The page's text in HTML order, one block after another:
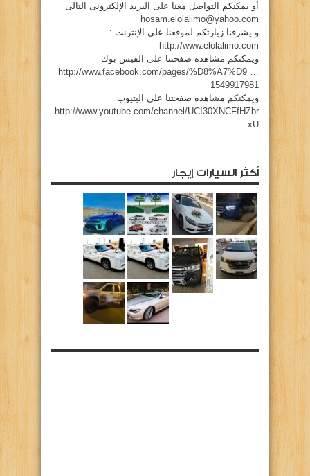
أو يمكنكم التواصل معنا على البريد الإلكترونى التالى
hosam.elolalimo@yahoo.com
و يشرفنا زيارتكم لموقعنا على الإنترنت :
http://www.elolalimo.com
ويمكنكم مشاهده صفحتنا على الفيس بوك
http://www.facebook.com/pages/%D8%A7%D9 …
1549917981
ويمكنكم مشاهده صفحتنا على اليتيوب
http://www.youtube.com/channel/UCI30XNCFfHZbr
xU
أكثر السيارات إيجار